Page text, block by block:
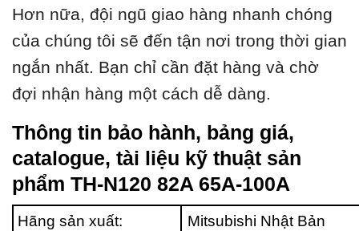
Hơn nữa, đội ngũ giao hàng nhanh chóng
của chúng tôi sẽ đến tận nơi trong thời gian
ngắn nhất. Bạn chỉ cần đặt hàng và chờ
đợi nhận hàng một cách dễ dàng.
Thông tin bảo hành, bảng giá,
catalogue, tài liệu kỹ thuật sản
phẩm TH-N120 82A 65A-100A
Hãng sản xuất:
Mitsubishi Nhật Bản